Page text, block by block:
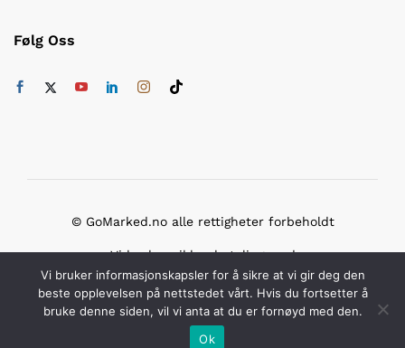
Følg Oss
© GoMarked.no alle rettigheter forbeholdt
Vi bruker sikker betaling med
Vi bruker informasjonskapsler for å sikre at vi gir deg den
beste opplevelsen på nettstedet vårt. Hvis du fortsetter å
bruke denne siden, vil vi anta at du er fornøyd med den.
Ok